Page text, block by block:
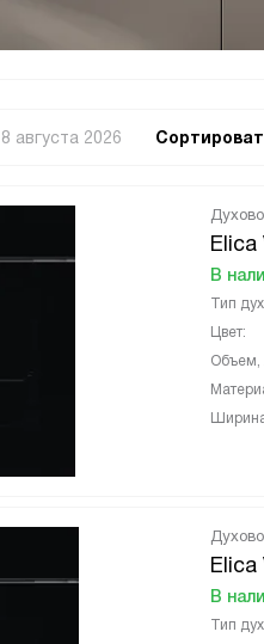
8 августа 2026
Elica
В
Тип
Цвет:
Объем,
В
Тип